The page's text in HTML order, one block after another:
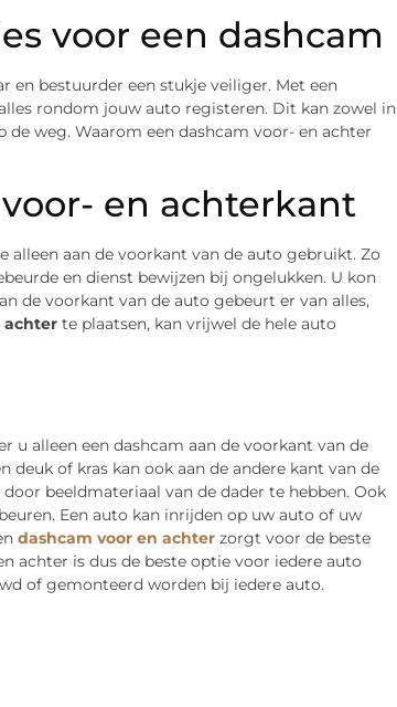
voor een dashcam
en bestuurder een stukje veiliger. Met een
rondom jouw auto registeren. Dit kan zowel in
weg. Waarom een dashcam voor- en achter
en achterkant
alleen aan de voorkant van de auto gebruikt. Zo
en dienst bewijzen bij ongelukken. U kon
de voorkant van de auto gebeurt er van alles,
achterte plaatsen, kan vrijwel de hele auto
u alleen een dashcam aan de voorkant van de
of kras kan ook aan de andere kant van de
beeldmateriaal van de dader te hebben. Ook
Een auto kan inrijden op uw auto of uw
dashcam voor en achterzorgt voor de beste
achter is dus de beste optie voor iedere auto
of gemonteerd worden bij iedere auto.